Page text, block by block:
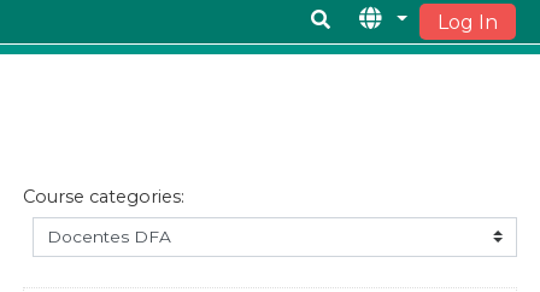
Log In
Course categories: